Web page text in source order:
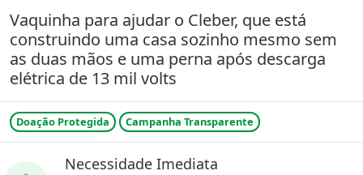
Vaquinha para ajudar o Cleber, que está
construindo uma casa sozinho mesmo sem
as duas mãos e uma perna após descarga
elétrica de 13 mil volts
Doação Protegida Campanha Transparente
Necessidade Imediata